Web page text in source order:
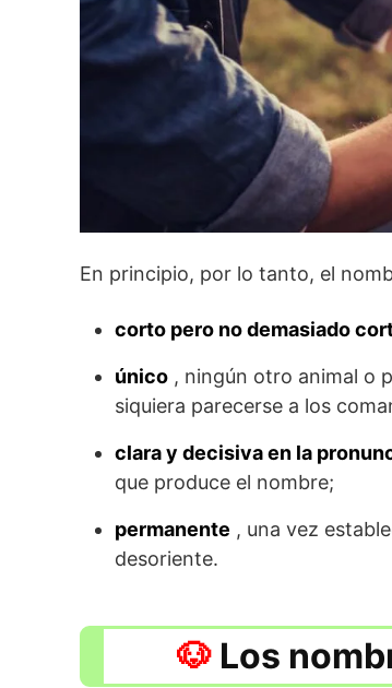
En principio, por lo tanto, el
corto pero no demasiado
único , ningún otro animal o
siquiera parecerse a los
clara y decisiva en la
que produce el nombre;
permanente , una vez
desoriente.
Los